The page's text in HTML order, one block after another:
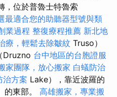
，位於普魯士特魯索
最適合您的助聽器型號與類
業過程 整復療程推薦 新北地
療，輕鬆去除皺紋 Truso）
Druzno 台中地區的台胞證服
家團隊，放心搬家 白蟻防治
治方案 Lake），靠近波羅的
東部。 高雄搬家，專業搬